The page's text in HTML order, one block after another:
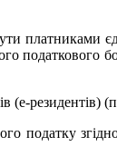
платниками
податкового
(е-резидентів)
податку